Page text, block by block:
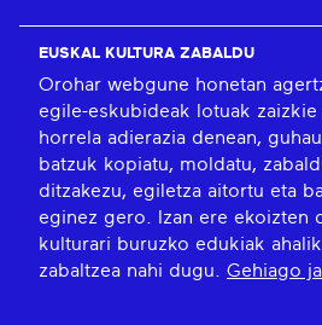
EUSKAL KULTURA ZABALDU
Orohar webgune honetan
egile-eskubideak lotuak
horrela adierazia denean,
batzuk kopiatu, moldatu,
ditzakezu, egiletza aitortu eta
eginez gero. Izan ere ekoizten
kulturari buruzko edukiak
zabaltzea nahi dugu. Gehiago